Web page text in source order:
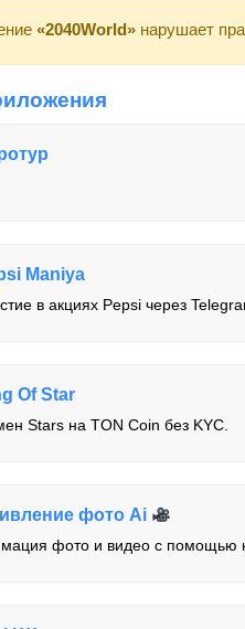
«2040World» нарушает
Maniya
в акциях Pepsi через
Of Star
Stars на TON Coin без KYC.
фото Ai
фото и видео с помощью